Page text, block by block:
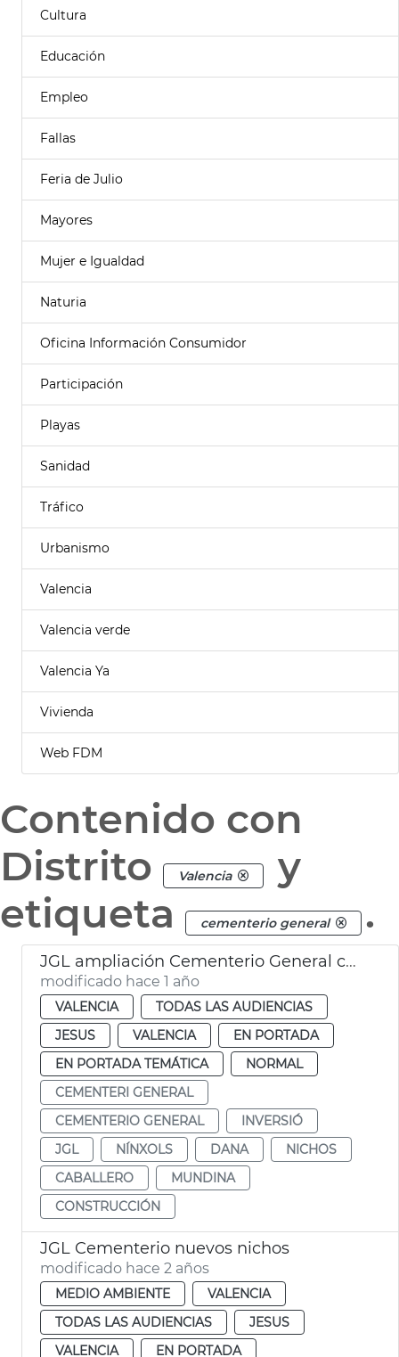
Cultura
Educación
Empleo
Fallas
Feria de Julio
Mayores
Mujer e Igualdad
Naturia
Oficina Información Consumidor
Participación
Playas
Sanidad
Tráfico
Urbanismo
Valencia
Valencia verde
Valencia Ya
Vivienda
Web FDM
Contenido con
Distrito
Valencia
y
etiqueta
cementerio general .
JGL ampliación Cementerio General con 2.596 nuevos nichos
modificado hace 1 año
VALENCIA
TODAS LAS AUDIENCIAS
JESUS
VALENCIA
EN PORTADA
EN PORTADA TEMÁTICA
NORMAL
CEMENTERI GENERAL
CEMENTERIO GENERAL
INVERSIÓ
JGL
NÍNXOLS DANA
NICHOS
CABALLERO
MUNDINA
CONSTRUCCIÓN
JGL Cementerio nuevos nichos
modificado hace 2 años
MEDIO AMBIENTE
VALENCIA
TODAS LAS AUDIENCIAS
JESUS
VALENCIA
EN PORTADA